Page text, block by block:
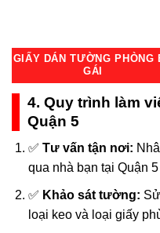
GIẤY DÁN TƯỜNG PHÒNG
GÁI
4. Quy trình làm
Quận 5
✅ Tư vấn tận nơi:
qua nhà bạn tại Quận
✅ Khảo sát tường:
loại keo và loại giấy